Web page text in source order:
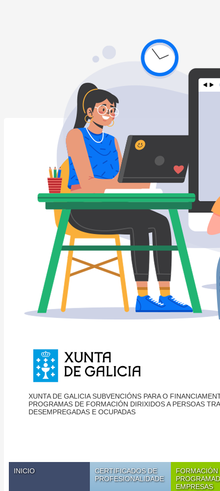
XUNTA DE GALICIA SUBVENCIÓNS PARA O
PROGRAMAS DE FORMACIÓN DIRIXIDOS A PERSOAS
DESEMPREGADAS E OCUPADAS
INICIO
CERTIFICADOS DE
PROFESIONALIDADE
FORMACIÓN
EMPRESAS